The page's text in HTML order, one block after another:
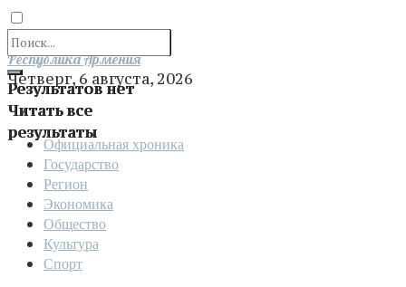
Результатов нет
Читать все
результаты
Отправить
Республика Армения
Четверг, 6 августа, 2026
Официальная хроника
Государство
Регион
Экономика
Общество
Культура
Спорт